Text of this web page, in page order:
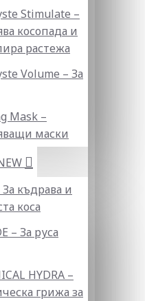
Stimulate –
косопада и
растежа
Volume – За
Mask –
маски
За къдрава и
коса
– За руса
HYDRA –
грижа за